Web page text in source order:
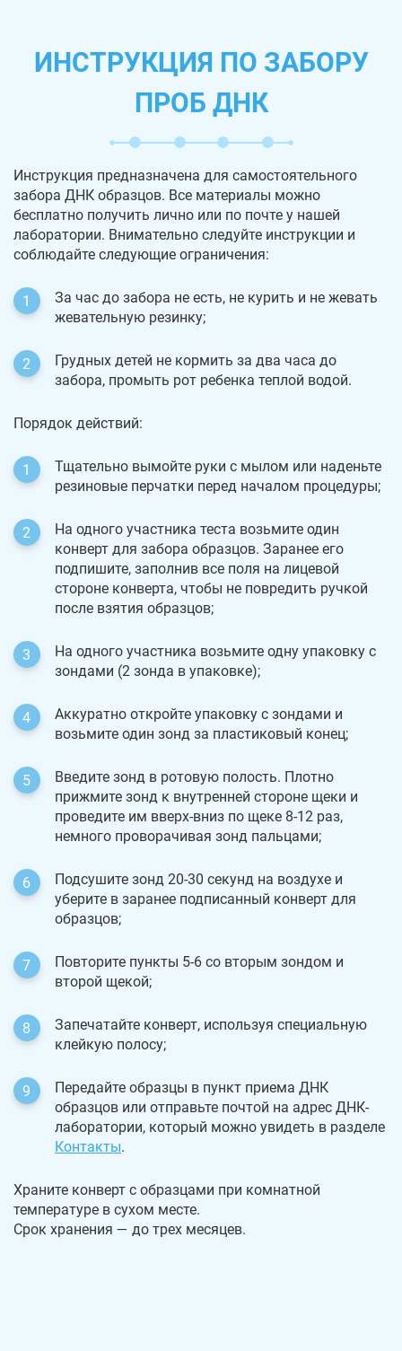
ИНСТРУКЦИЯ ПО ЗАБОРУ
ПРОБ ДНК
Инструкция предназначена для самостоятельного
забора ДНК образцов. Все материалы можно
бесплатно получить лично или по почте у нашей
лаборатории. Внимательно следуйте инструкции и
соблюдайте следующие ограничения:
За час до забора не есть, не курить и не жевать
жевательную резинку;
Грудных детей не кормить за два часа до
забора, промыть рот ребенка теплой водой.
Порядок действий:
Тщательно вымойте руки с мылом или наденьте
резиновые перчатки перед началом процедуры;
На одного участника теста возьмите один
конверт для забора образцов. Заранее его
подпишите, заполнив все поля на лицевой
стороне конверта, чтобы не повредить ручкой
после взятия образцов;
На одного участника возьмите одну упаковку с
зондами (2 зонда в упаковке);
Аккуратно откройте упаковку с зондами и
возьмите один зонд за пластиковый конец;
Введите зонд в ротовую полость. Плотно
прижмите зонд к внутренней стороне щеки и
проведите им вверх-вниз по щеке 8-12 раз,
немного проворачивая зонд пальцами;
Подсушите зонд 20-30 секунд на воздухе и
уберите в заранее подписанный конверт для
образцов;
Повторите пункты 5-6 со вторым зондом и
второй щекой;
Запечатайте конверт, используя специальную
клейкую полосу;
Передайте образцы в пункт приема ДНК
образцов или отправьте почтой на адрес ДНК-
лаборатории, который можно увидеть в разделе
Контакты.
Храните конверт с образцами при комнатной
температуре в сухом месте.
Срок хранения — до трех месяцев.